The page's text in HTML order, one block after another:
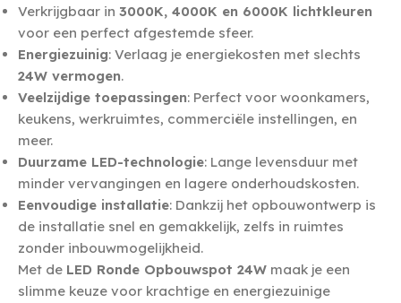
Verkrijgbaar in 3000K, 4000K en 6000K lichtkleuren
voor een perfect afgestemde sfeer.
Energiezuinig: Verlaag je energiekosten met slechts
24W vermogen.
Veelzijdige toepassingen: Perfect voor woonkamers,
keukens, werkruimtes, commerciële instellingen, en
meer.
Duurzame LED-technologie: Lange levensduur met
minder vervangingen en lagere onderhoudskosten.
Eenvoudige installatie: Dankzij het opbouwontwerp is
de installatie snel en gemakkelijk, zelfs in ruimtes
zonder inbouwmogelijkheid.
Met de LED Ronde Opbouwspot 24W maak je een
slimme keuze voor krachtige en energiezuinige